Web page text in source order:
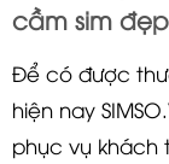
cầm sim đẹp
Để có được
hiện nay
phục vụ khách